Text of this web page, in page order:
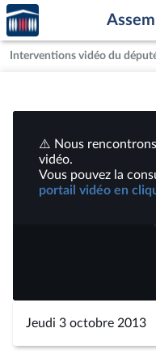
Aller au contenu
Aller en bas de la page
Accèder
à la
page
d'accueil
Interventions vidéo du
⚠️ Nous
vidéo.
Vous pouvez la
portail vidéo en
Jeudi 3 octobre 2013